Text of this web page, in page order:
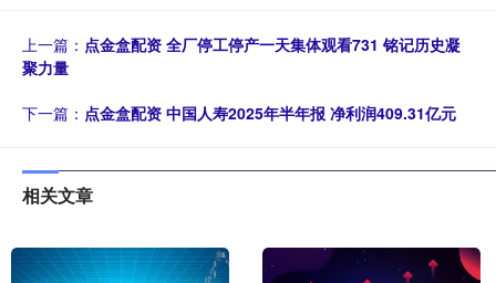
上一篇： 点金盒配资 全厂停工停产一天集体观看731 铭记历史凝
聚力量
下一篇： 点金盒配资 中国人寿2025年半年报 净利润409.31亿元
相关文章